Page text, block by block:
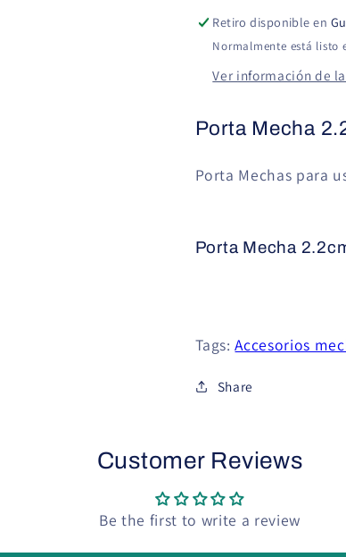
Retiro disponible en
Normalmente está listo
Ver información de
Porta Mecha
Porta Mechas para
Porta Mecha
Tags:Accesorios
Share
Customer Reviews
Be the first to write a review